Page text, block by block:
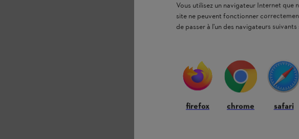
Maniement
Un mélange
Les vapeurs
Combustion
Vous utilisez un navigateur Internet que
site ne peuvent fonctionner
de passer à l'un des navigateurs suivants :
firefox chrome safari